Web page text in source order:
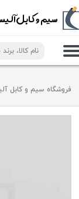
​​سیم و کابل
فروشگاه سیم و کابل